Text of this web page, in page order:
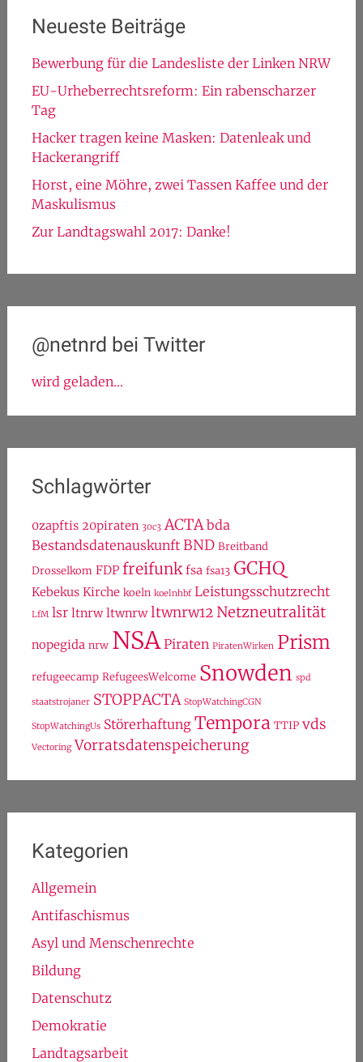
Neueste Beiträge
Bewerbung für die Landesliste der Linken NRW
EU-Urheberrechtsreform: Ein rabenscharzer
Tag
Hacker tragen keine Masken: Datenleak und
Hackerangriff
Horst, eine Möhre, zwei Tassen Kaffee und der
Maskulismus
Zur Landtagswahl 2017: Danke!
@netnrd bei Twitter
wird geladen...
Schlagwörter
0zapftis 20piraten 30c3 ACTA bda
Bestandsdatenauskunft BND Breitband
Drosselkom FDP freifunk fsa fsa13 GCHQ
Kebekus Kirche koeln koelnhbf Leistungsschutzrecht
LfM lsr ltnrw ltwnrw ltwnrw12 Netzneutralität
nopegida nrw NSA Piraten PiratenWirken Prism
refugeecamp RefugeesWelcome Snowden spd
staatstrojaner STOPPACTA StopWatchingCGN
StopWatchingUs Störerhaftung Tempora TTIP vds
Vectoring Vorratsdatenspeicherung
Kategorien
Allgemein
Antifaschismus
Asyl und Menschenrechte
Bildung
Datenschutz
Demokratie
Landtagsarbeit